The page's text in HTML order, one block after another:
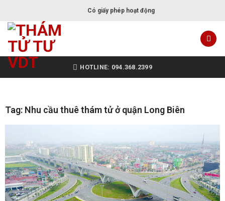
Có giấy phép hoạt động
HOTLINE: 094.368.2399
Tag: Nhu cầu thuê thám tử ở quận Long Biên